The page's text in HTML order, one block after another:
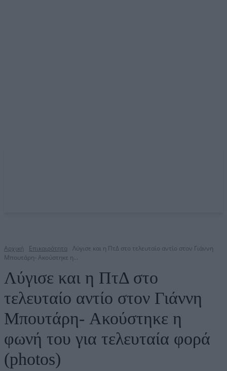
Αρχική Επικαιρότητα Λύγισε και η ΠτΔ στο τελευταίο αντίο στον Γιάννη
Μπουτάρη- Aκούστηκε η...
Λύγισε και η ΠτΔ στο
τελευταίο αντίο στον Γιάννη
Μπουτάρη- Aκούστηκε η
φωνή του για τελευταία φορά
(photos)